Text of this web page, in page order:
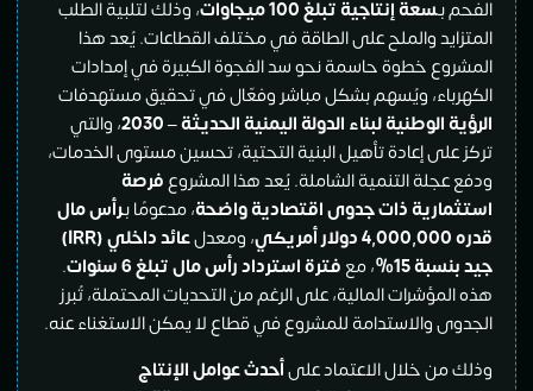
الفحم بـسعة إنتاجية تبلغ 100 ميجاوات
، وذلك لتلبية الطلب
المتزايد والملح على الطاقة في مختلف القطاعات. يُعد هذا
المشروع خطوة حاسمة نحو سد الفجوة الكبيرة في إمدادات
الكهرباء، ويُسهم بشكل مباشر وفعّال في تحقيق مستهدفات
الرؤية الوطنية لبناء الدولة اليمنية الحديثة – 2030
، والتي
تركز على إعادة تأهيل البنية التحتية، تحسين مستوى الخدمات،
ودفع عجلة التنمية الشاملة. يُعد هذا المشروعفرصة
استثمارية ذات جدوى اقتصادية واضحة، مدعومًا بـرأس مال
قدره 4,000,000 دولار أمريكي
، ومعدلعائد داخلي(IRR)
جيد بنسبة 15
%، مع فترة استرداد رأس مال تبلغ 6 سنوات
.
هذه المؤشرات المالية، على الرغم من التحديات المحتملة، تُبرز
الجدوى والاستدامة للمشروع في قطاع لا يمكن الاستغناء عنه.
وذلك من خلال الاعتماد علىأحدث عوامل الإنتاج